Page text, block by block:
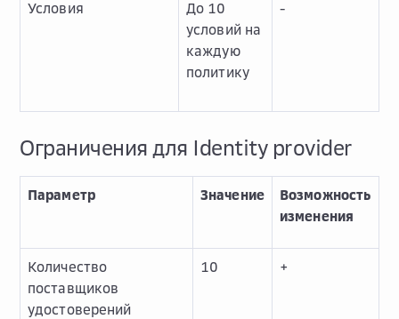
Условия
До 10
условий на
каждую
политику
-
Ограничения для Identity provider
Параметр Значение
Возможность
изменения
Количество
поставщиков
удостоверений
10 +